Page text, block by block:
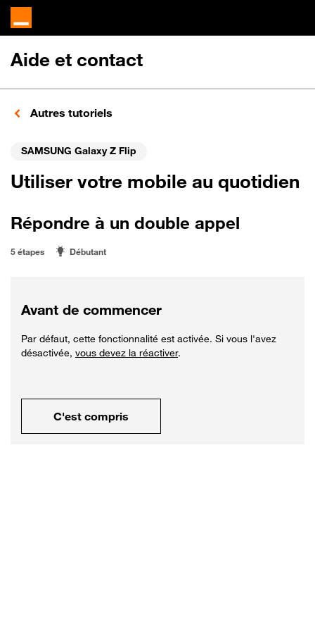
Aide et contact
Autres tutoriels
SAMSUNG Galaxy Z Flip
Utiliser votre mobile au quotidien
Répondre à un double appel
5 étapes Débutant
Avant de commencer
Par défaut, cette fonctionnalité est activée. Si vous l'avez
désactivée, vous devez la réactiver.
C'est compris